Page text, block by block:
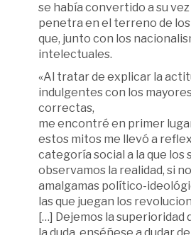
se había convertido a su
penetra en el terreno de los
que, junto con los
intelectuales.
«Al tratar de explicar la
indulgentes con los
correctas,
me encontré en primer
estos mitos me llevó a
categoría social a la que
observamos la realidad, si
amalgamas político-
las que juegan los
[…] Dejemos la superioridad